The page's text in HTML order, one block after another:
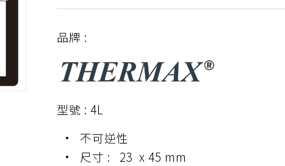
品牌 :
型號 : 4L
• 不可逆性
• 尺寸 : 23 x 45 mm